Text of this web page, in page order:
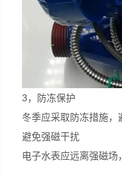
3，防冻保护
冬季应采取防冻措施，
避免强磁干扰
电子水表应远离强磁场